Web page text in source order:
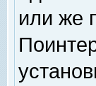
или же